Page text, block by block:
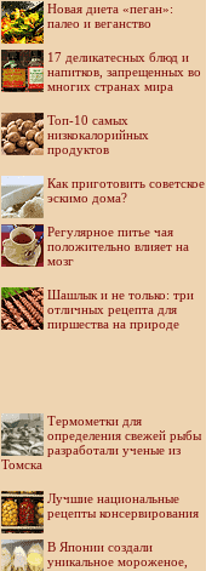
Новая диета «пеган»:
палео и веганство
17 деликатесных блюд и
напитков, запрещенных во
многих странах мира
Топ-10 самых
низкокалорийных
продуктов
Как приготовить советское
эскимо дома?
Регулярное питье чая
положительно влияет на
мозг
Шашлык и не только: три
отличных рецепта для
пиршества на природе
Термометки для
определения свежей рыбы
разработали ученые из
Томска
Лучшие национальные
рецепты консервирования
В Японии создали
уникальное мороженое,